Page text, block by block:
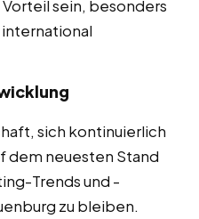
sein, besonders
sich kontinuierlich
dem neuesten Stand
Trends und -
zu bleiben.